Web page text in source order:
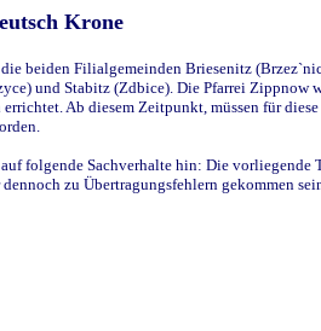
Krone
beiden Filialgemeinden Briesenitz
und Stabitz (Zdbice). Die Pfarrei
Ab diesem Zeitpunkt, müssen für
folgende Sachverhalte hin: Die
zu Übertragungsfehlern gekommen